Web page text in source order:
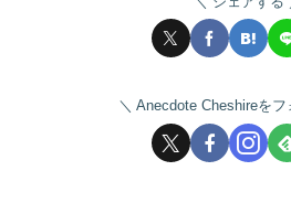
Anecdote Cheshireをフ